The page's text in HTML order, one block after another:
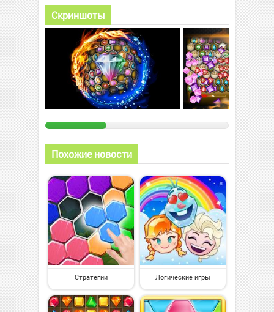
Скриншоты
Похожие новости
Стратегии Логические игры